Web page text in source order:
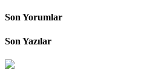
Son Yorumlar
Son Yazılar